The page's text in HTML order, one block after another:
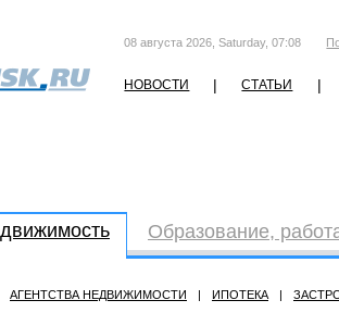
08 августа 2026, Saturday, 07:08
НОВОСТИ | СТАТЬИ |
Образование,
АГЕНТСТВА НЕДВИЖИМОСТИ | ИПОТЕКА |